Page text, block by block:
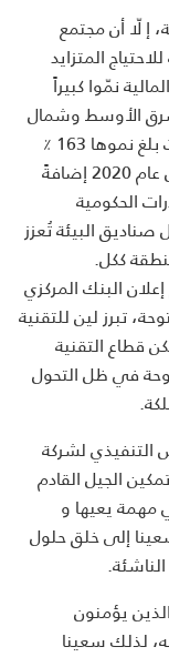
إ لّا أن مجتمع
المتزايد
نمّوا كبيراً
الأوسط وشمال
، إفريقيا في وقت سابق من هذا العام، حيث بلغ نموها 163 ٪
على أساس سنوي و 70 ٪ عن الربع الرابع من عام 2020 إضافةً
الحكومية
صناديق البيئة تُعزز
ككل.
البنك المركزي
تبرز لين للتقنية
قطاع التقنية
مستهدفات رؤية 2030 الطموحة في ظل التحول
.
التنفيذي لشركة
الجيل القادم
مهمة يعيها و
إلى خلق حلول
.
يؤمنون
لذلك سعينا